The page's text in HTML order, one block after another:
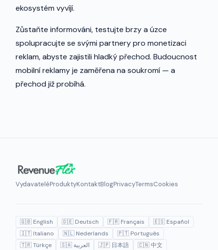
ekosystém vyvíjí.
Zůstaňte informováni, testujte brzy a úzce
spolupracujte se svými partnery pro monetizaci
reklam, abyste zajistili hladký přechod. Budoucnost
mobilní reklamy je zaměřena na soukromí — a
přechod již probíhá.
VydavateléProduktyKontaktBlogPrivacyTermsCookies
🇬🇧 English 🇩🇪 Deutsch 🇫🇷 Français
🇪🇸 Español
🇮🇹 Italiano
🇳🇱 Nederlands
🇵🇹 Português
🇹🇷 Türkçe
🇸🇦 العربية 🇯🇵 日本語 🇨🇳 中文